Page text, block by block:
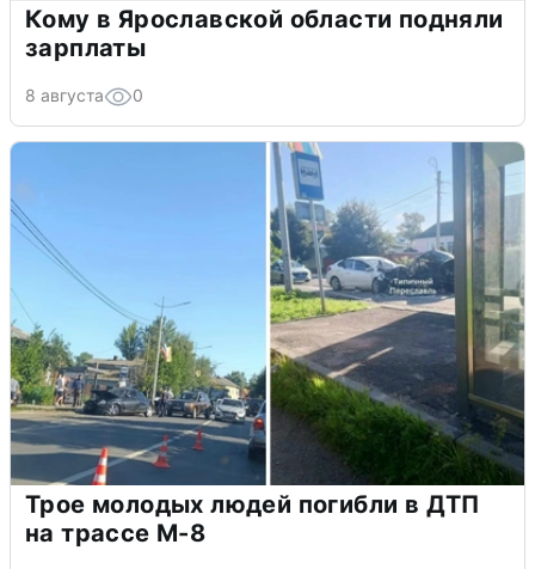
Кому в Ярославской области подняли
зарплаты
8 августа 0
Трое молодых людей погибли в ДТП
на трассе М-8